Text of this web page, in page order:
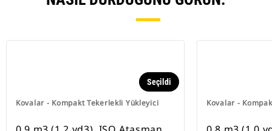
Kovalar - Kompakt Tekerlekli Yükleyici
Seçildi
Kovalar -